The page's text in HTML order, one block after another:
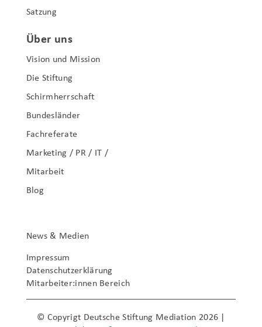
Satzung
Über uns
Vision und Mission
Die Stiftung
Schirmherrschaft
Bundesländer
Fachreferate
Marketing / PR / IT /
Mitarbeit
Blog
News & Medien
Impressum
Datenschutzerklärung
Mitarbeiter:innen Bereich
© Copyrigt Deutsche Stiftung Mediation 2026 |